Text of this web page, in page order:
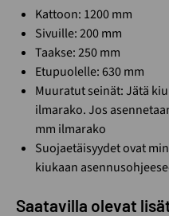
Kattoon: 1200 mm
Sivuille: 200 mm
Taakse: 250 mm
Etupuolelle: 630 mm
Muuratut seinät: Jätä
ilmarako. Jos
mm ilmarako
Suojaetäisyydet ovat
kiukaan
Saatavilla olevat